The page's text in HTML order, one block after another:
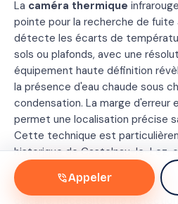
La caméra thermique
pointe pour la recherche de fuite
détecte les écarts de
sols ou plafonds, avec une
équipement haute définition
la présence d'eau chaude sous
condensation. La marge d'erreur
permet une localisation précise
Cette technique est
historique de Castelnau-le-Lez,
post-2000 cohabitent avec des
anciennes. Le réseau d'eau
calcaire, nécessite une
phone_in_talkAppeler